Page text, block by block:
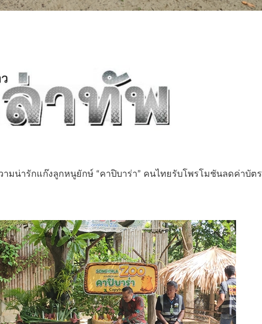
มน่ารักแก๊งลูกหนูยักษ์ “คาปิบาร่า” คนไทยรับโพรโมชันลดค่าบัตร